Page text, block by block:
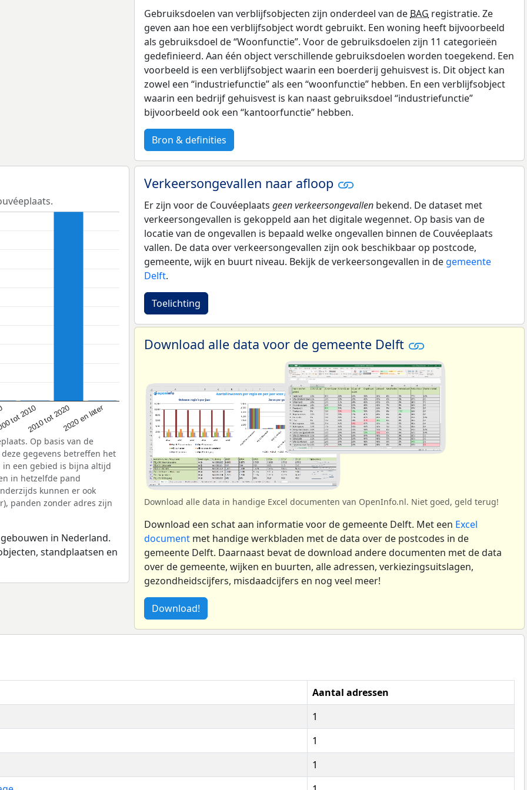
Gebruiksdoelen van verblijfsobjecten zijn onderdeel van de BAG registratie. Ze
geven aan hoe een verblijfsobject wordt gebruikt. Een woning heeft bijvoorbeeld
als gebruiksdoel de “Woonfunctie”. Voor de gebruiksdoelen zijn 11 categorieën
gedefinieerd. Aan één object verschillende gebruiksdoelen worden toegekend. Een
voorbeeld is een verblijfsobject waarin een boerderij gehuisvest is. Dit object kan
zowel een “industriefunctie” als een “woonfunctie” hebben. En een verblijfsobject
waarin een bedrijf gehuisvest is kan naast gebruiksdoel “industriefunctie”
bijvoorbeeld ook een “kantoorfunctie” hebben.
Bron & definities
tot 20102010 tot 20202020 en later
Op basis van de
gegevens betreffen het
in een gebied is bijna altijd
in hetzelfde pand
kunnen er ook
panden zonder adres zijn
in Nederland.
standplaatsen en
Verkeersongevallen naar afloop
Er zijn voor de Couvéeplaats geen verkeersongevallen bekend. De dataset met
verkeersongevallen is gekoppeld aan het digitale wegennet. Op basis van de
locatie van de ongevallen is bepaald welke ongevallen binnen de Couvéeplaats
vallen. De data over verkeersongevallen zijn ook beschikbaar op postcode,
gemeente, wijk en buurt niveau. Bekijk de verkeersongevallen in de gemeente
Delft.
Toelichting
Download alle data voor de gemeente Delft
Download alle data in handige Excel documenten van OpenInfo.nl. Niet goed, geld terug!
Download een schat aan informatie voor de gemeente Delft. Met een Excel
document met handige werkbladen met de data over de postcodes in de
gemeente Delft. Daarnaast bevat de download andere documenten met de data
over de gemeente, wijken en buurten, alle adressen, verkiezingsuitslagen,
gezondheidscijfers, misdaadcijfers en nog veel meer!
Download!
Aantal adressen
1
1
1